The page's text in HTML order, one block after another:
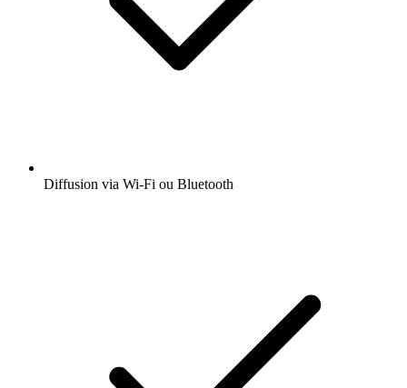
Diffusion via Wi-Fi ou Bluetooth